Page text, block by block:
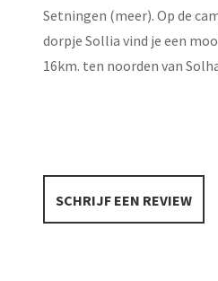
Setningen (meer). Op de
dorpje Sollia vind je een
16km. ten noorden van
SCHRIJF EEN REVIEW